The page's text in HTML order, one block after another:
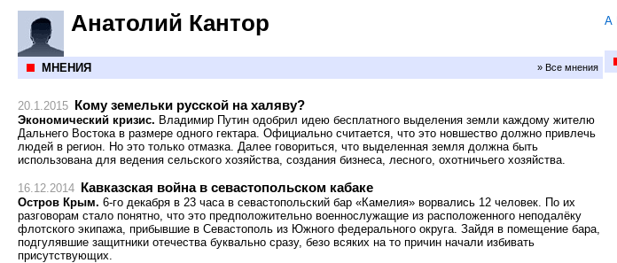
Анатолий Кантор
МНЕНИЯ » Все мнения
20.1.2015 Кому земельки русской на халяву?
Экономический кризис. Владимир Путин одобрил идею бесплатного выделения земли каждому жителю
Дальнего Востока в размере одного гектара. Официально считается, что это новшество должно привлечь
людей в регион. Но это только отмазка. Далее говориться, что выделенная земля должна быть
использована для ведения сельского хозяйства, создания бизнеса, лесного, охотничьего хозяйства.
16.12.2014 Кавказская война в cевастопольском кабаке
Остров Крым. 6-го декабря в 23 часа в севастопольский бар «Камелия» ворвались 12 человек. По их
разговорам стало понятно, что это предположительно военнослужащие из расположенного неподалёку
флотского экипажа, прибывшие в Севастополь из Южного федерального округа. Зайдя в помещение бара,
подгулявшие защитники отечества буквально сразу, безо всяких на то причин начали избивать
присутствующих.
А